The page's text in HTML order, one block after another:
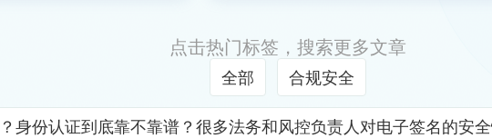
点击热门标签，搜索更多文章
全部 合规安全
份认证到底靠不靠谱？很多法务和风控负责人对电子签名的